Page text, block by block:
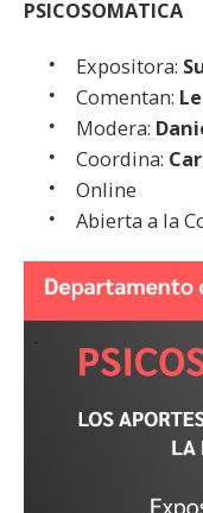
PSICOSOMATICA
Expositora:
Comentan:
Modera:
Coordina:
Online
Abierta a la